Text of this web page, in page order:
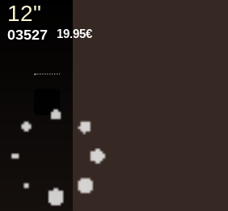
12"
03527 19.95€